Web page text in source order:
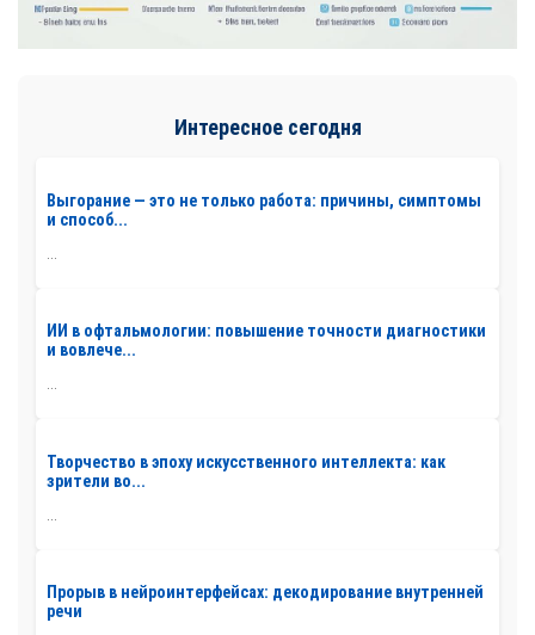
Интересное сегодня
Выгорание — это не только работа: причины, симптомы
и способ...
ИИ в офтальмологии: повышение точности диагностики
и вовлече...
...
Творчество в эпоху искусственного интеллекта: как
зрители во...
Прорыв в нейроинтерфейсах: декодирование внутренней
речи